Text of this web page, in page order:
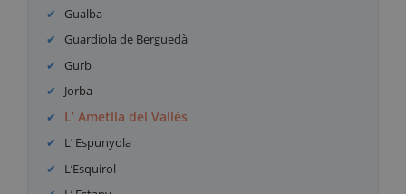
Gualba
Guardiola de Berguedà
Gurb
Jorba
L’ Ametlla del Vallès
L’ Espunyola
L’Esquirol